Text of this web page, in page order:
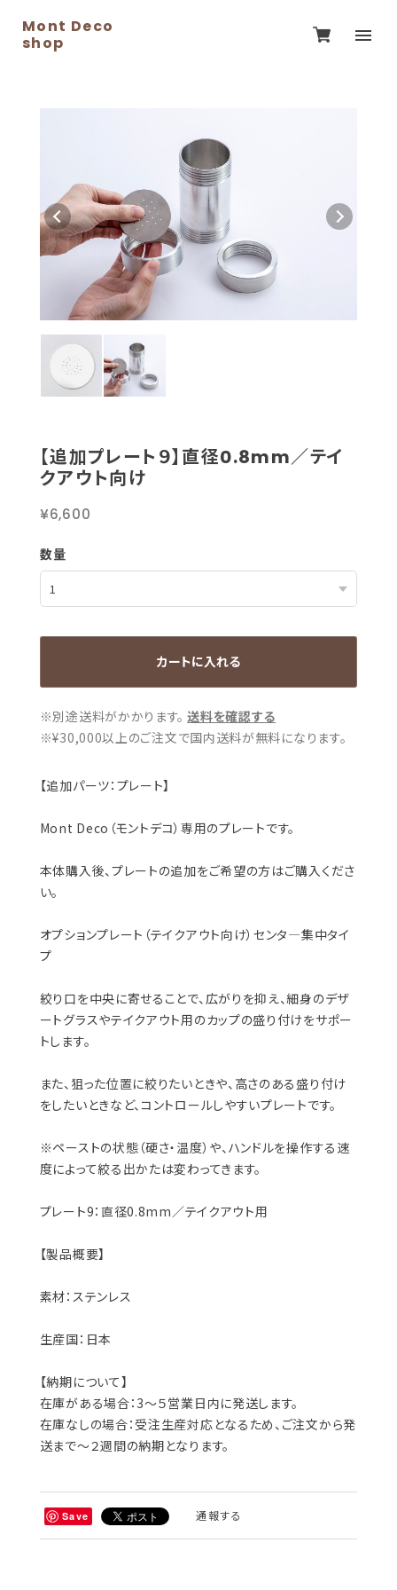
Mont Deco
shop
【追加プレート９】直径0.8mm／テイ
クアウト向け
¥6,600
数量
カートに入れる
※別途送料がかかります。 送料を確認する
※¥30,000以上のご注文で国内送料が無料になります。
【追加パーツ：プレート】
Mont Deco（モントデコ）専用のプレートです。
本体購入後、プレートの追加をご希望の方はご購入くださ
い。
オプションプレート（テイクアウト向け）センタ―集中タイ
プ
絞り口を中央に寄せることで、広がりを抑え、細身のデザ
ートグラスやテイクアウト用のカップの盛り付けをサポー
トします。
また、狙った位置に絞りたいときや、高さのある盛り付け
をしたいときなど、コントロールしやすいプレートです。
※ペーストの状態（硬さ・温度）や、ハンドルを操作する速
度によって絞る出かたは変わってきます。
プレート9：直径0.8mm／テイクアウト用
【製品概要】
素材：ステンレス
生産国：日本
【納期について】
在庫がある場合：3～５営業日内に発送します。
在庫なしの場合：受注生産対応となるため、ご注文から発
送まで～２週間の納期となります。
Save 通報する